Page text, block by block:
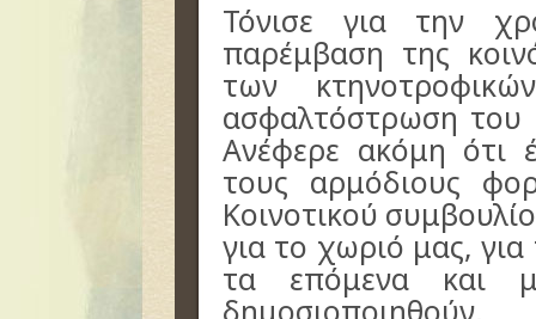
Τόνισε για την
παρέμβαση της
των
ασφαλτόστρωση του
Ανέφερε ακόμη ότι
τους αρμόδιους
Κοινοτικού
για το χωριό μας, για
τα επόμενα και